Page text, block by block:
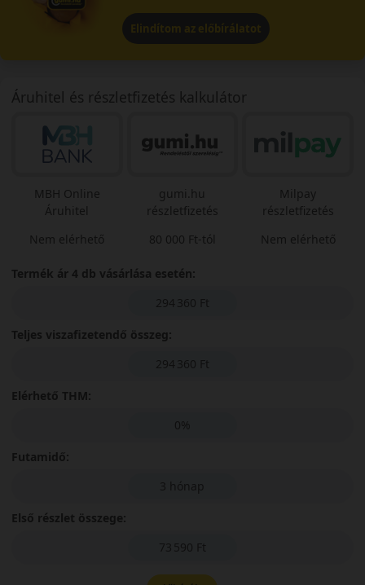
Elindítom az előbírálatot
Áruhitel és részletfizetés kalkulátor
MBH Online
Áruhitel
Nem elérhető
gumi.hu
részletfizetés
80 000 Ft-tól
Milpay
részletfizetés
Nem elérhető
Termék ár 4 db vásárlása esetén:
294 360 Ft
Teljes viszafizetendő összeg:
294 360 Ft
Elérhető THM:
0%
Futamidő:
3 hónap
Első részlet összege:
73 590 Ft